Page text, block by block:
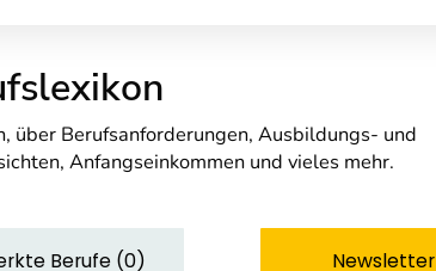
über Berufsanforderungen, Ausbildungs- und
Anfangseinkommen und vieles mehr.
Berufe (0) Newsletter